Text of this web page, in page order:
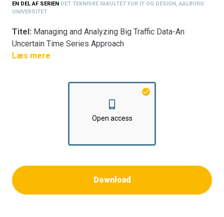
EN DEL AF SERIEN DET TEKNISKE FAKULTET FOR IT OG DESIGN, AALBORG
UNIVERSITET
Titel: Managing and Analyzing Big Traffic Data-An
Uncertain Time Series Approach
Fakultet:Det Tekniske Fakultet for IT og Design
Læs mere
Open access
Download